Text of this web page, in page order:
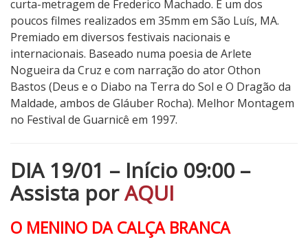
curta-metragem de Frederico Machado. É um dos
poucos filmes realizados em 35mm em São Luís, MA.
Premiado em diversos festivais nacionais e
internacionais. Baseado numa poesia de Arlete
Nogueira da Cruz e com narração do ator Othon
Bastos (Deus e o Diabo na Terra do Sol e O Dragão da
Maldade, ambos de Gláuber Rocha). Melhor Montagem
no Festival de Guarnicê em 1997.
DIA 19/01 – Início 09:00 –
Assista porAQUI
O MENINO DA CALÇA BRANCA